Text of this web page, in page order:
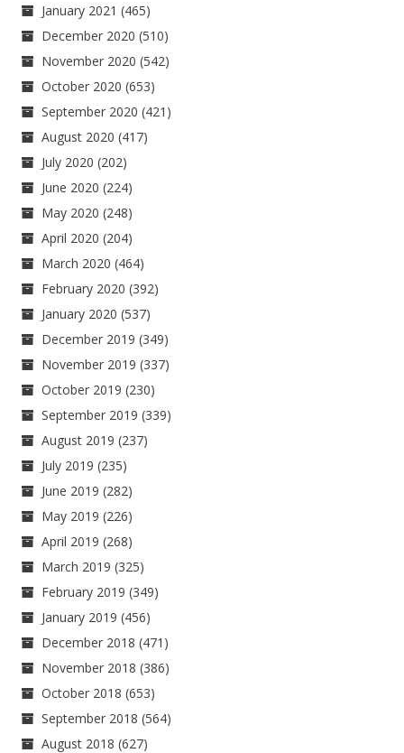
January 2021 (465)
December 2020 (510)
November 2020 (542)
October 2020 (653)
September 2020 (421)
August 2020 (417)
July 2020 (202)
June 2020 (224)
May 2020 (248)
April 2020 (204)
March 2020 (464)
February 2020 (392)
January 2020 (537)
December 2019 (349)
November 2019 (337)
October 2019 (230)
September 2019 (339)
August 2019 (237)
July 2019 (235)
June 2019 (282)
May 2019 (226)
April 2019 (268)
March 2019 (325)
February 2019 (349)
January 2019 (456)
December 2018 (471)
November 2018 (386)
October 2018 (653)
September 2018 (564)
August 2018 (627)